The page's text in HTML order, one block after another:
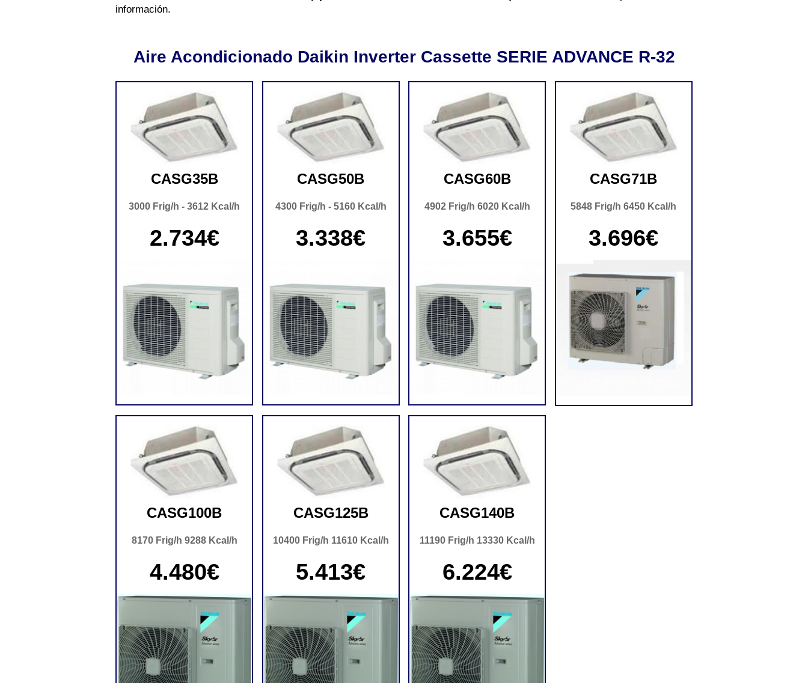
información.
Aire Acondicionado Daikin Inverter Cassette SERIE ADVANCE R-32
CASG35B
3000 Frig/h - 3612 Kcal/h
2.734€
CASG50B
4300 Frig/h - 5160 Kcal/h
3.338€
CASG60B
4902 Frig/h 6020 Kcal/h
3.655€
CASG71B
5848 Frig/h 6450 Kcal/h
3.696€
CASG100B
8170 Frig/h 9288 Kcal/h
4.480€
CASG125B
10400 Frig/h 11610 Kcal/h
5.413€
CASG140B
11190 Frig/h 13330 Kcal/h
6.224€